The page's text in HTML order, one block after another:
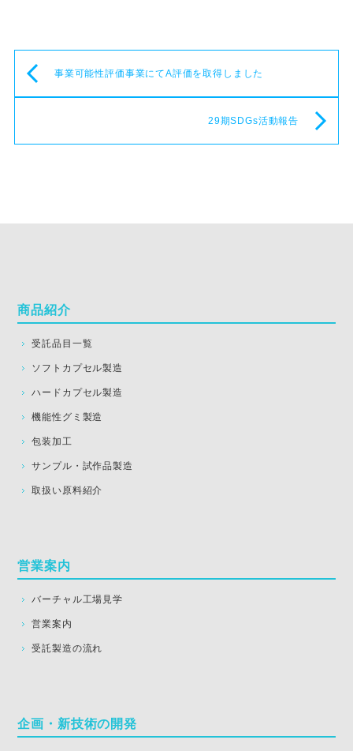
事業可能性評価事業にてA評価を取得しました
29期SDGs活動報告
商品紹介
受託品目一覧
ソフトカプセル製造
ハードカプセル製造
機能性グミ製造
包装加工
サンプル・試作品製造
取扱い原料紹介
営業案内
バーチャル工場見学
営業案内
受託製造の流れ
企画・新技術の開発